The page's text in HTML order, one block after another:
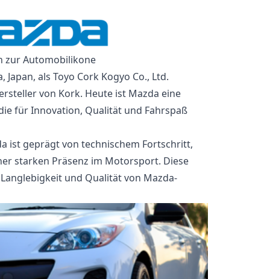
zur Automobilikone
als Toyo Cork Kogyo Co., Ltd.
von Kork. Heute ist Mazda eine
für Innovation, Qualität und Fahrspaß
ist geprägt von technischem Fortschritt,
starken Präsenz im Motorsport. Diese
und Qualität von Mazda-